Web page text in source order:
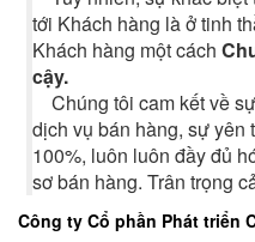
tới Khách hàng là ở tinh
Khách hàng một cách
cậy.
Chúng tôi cam kết về
dịch vụ bán hàng, sự yên
100%, luôn luôn đầy đủ
sơ bán hàng. Trân trọng
Công ty Cổ phần Phát triển